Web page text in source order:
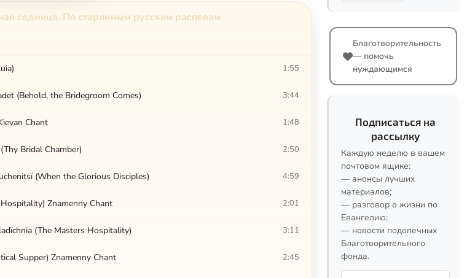
седмица. По старинным русским распевам
1:55
(Behold, the Bridegroom Comes) 3:44
Chant 1:48
Bridal Chamber) 2:50
(When the Glorious Disciples) 4:59
Znamenny Chant 2:01
(The Masters Hospitality) 3:11
Supper) Znamenny Chant 2:45
Благотворительность
— помочь
нуждающимся
Подписаться на
рассылку
Каждую неделю в вашем
почтовом ящике:
— анонсы лучших
материалов;
— разговор о жизни по
Евангелию;
— новости подопечных
Благотворительного
фонда.